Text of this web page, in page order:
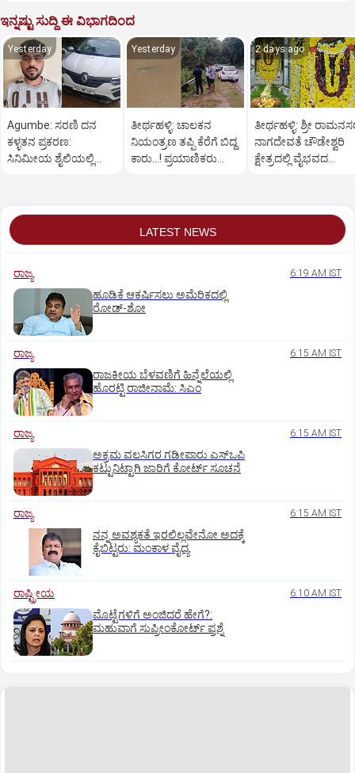
ಇನ್ನಷ್ಟು ಸುದ್ದಿ ಈ ವಿಭಾಗದಿಂದ
Yesterday
Agumbe: ಸರಣಿ ದನ
ಕಳ್ಳತನ ಪ್ರಕರಣ:
ಸಿನಿಮೀಯ ಶೈಲಿಯಲ್ಲಿ
Yesterday
ತೀರ್ಥಹಳ್ಳಿ: ಚಾಲಕನ
ನಿಯಂತ್ರಣ ತಪ್ಪಿ ಕೆರೆಗೆ ಬಿದ್ದ
ಕಾರು...! ಪ್ರಯಾಣಿಕರು
2 days ago
ತೀರ್ಥಹಳ್ಳಿ: ಶ್ರೀ
ನಾಗದೇವತೆ ಚೌಡೇಶ್ವರಿ
ಕ್ಷೇತ್ರದಲ್ಲಿ ವೈಭವದ
LATEST NEWS
ರಾಜ್ಯ 6:19 AM IST
ಹೂಡಿಕೆ ಆಕರ್ಷಿಸಲು ಅಮೆರಿಕದಲ್ಲಿ
ರೋಡ್‌-ಶೋ
ರಾಜ್ಯ 6:15 AM IST
ರಾಜಕೀಯ ಬೆಳವಣಿಗೆ ಹಿನ್ನೆಲೆಯಲ್ಲಿ
ಹೊರಟ್ಟಿ ರಾಜೀನಾಮೆ: ಸಿಎಂ
ರಾಜ್ಯ 6:15 AM IST
ಅಕ್ರಮ ವಲಸಿಗರ ಗಡೀಪಾರು ಎಸ್ಒಪಿ
ಕಟ್ಟುನಿಟ್ಟಾಗಿ ಜಾರಿಗೆ ಕೋರ್ಟ್‌ ಸೂಚನೆ
ರಾಜ್ಯ 6:15 AM IST
ನನ್ನ ಅವಶ್ಯಕತೆ ಇರಲಿಲ್ಲವೇನೋ ಅದಕ್ಕೆ
ಕೈಬಿಟ್ಟರು: ಮಂಕಾಳ ವೈದ್ಯ
ರಾಷ್ಟ್ರೀಯ 6:10 AM IST
ಮೊಟ್ಟೆಗಳಿಗೆ ಅಂಜಿದರೆ ಹೇಗೆ?:
ಮಹುವಾಗೆ ಸುಪ್ರೀಂಕೋರ್ಟ್ ಪ್ರಶ್ನೆ